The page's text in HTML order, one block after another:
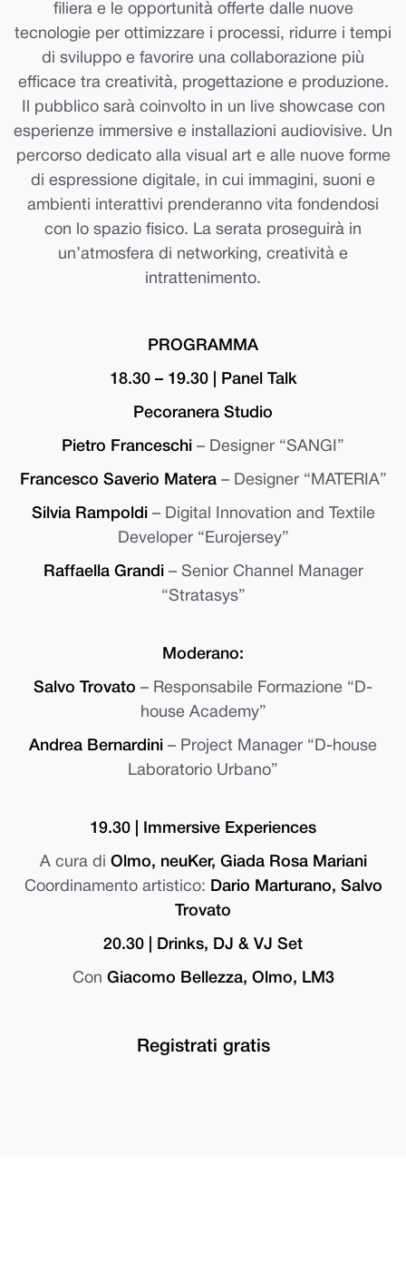
filiera e le opportunità offerte dalle nuove
tecnologie per ottimizzare i processi, ridurre i tempi
di sviluppo e favorire una collaborazione più
efficace tra creatività, progettazione e produzione.
Il pubblico sarà coinvolto in un live showcase con
esperienze immersive e installazioni audiovisive. Un
percorso dedicato alla visual art e alle nuove forme
di espressione digitale, in cui immagini, suoni e
ambienti interattivi prenderanno vita fondendosi
con lo spazio fisico. La serata proseguirà in
un’atmosfera di networking, creatività e
intrattenimento.
PROGRAMMA
18.30 – 19.30 | Panel Talk
Pecoranera Studio
Pietro Franceschi – Designer “SANGI”
Francesco Saverio Matera– Designer “MATERIA”
Silvia Rampoldi– Digital Innovation and Textile
Developer “Eurojersey”
Raffaella Grandi– Senior Channel Manager
“Stratasys”
Moderano:
Salvo Trovato – Responsabile Formazione “D-
house Academy”
Andrea Bernardini – Project Manager “D-house
Laboratorio Urbano”
19.30 | Immersive Experiences
A cura di Olmo, neuKer, Giada Rosa Mariani
Coordinamento artistico: Dario Marturano, Salvo
Trovato
20.30 | Drinks, DJ & VJ Set
Con Giacomo Bellezza, Olmo, LM3
Registrati gratis